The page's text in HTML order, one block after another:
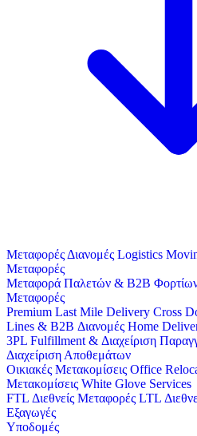
Μεταφορές Διανομές Logistics
Μεταφορές
Μεταφορά Παλετών & B2B
Μεταφορές
Premium Last Mile Delivery Cross
Lines & B2B Διανομές Home
3PL Fulfillment & Διαχείριση
Διαχείριση Αποθεμάτων
Οικιακές Μετακομίσεις Office
Μετακομίσεις White Glove Services
FTL Διεθνείς Μεταφορές LTL
Εξαγωγές
Υποδομές